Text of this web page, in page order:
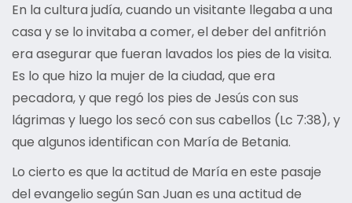
En la cultura judía, cuando un visitante llegaba a una
casa y se lo invitaba a comer, el deber del anfitrión
era asegurar que fueran lavados los pies de la visita.
Es lo que hizo la mujer de la ciudad, que era
pecadora, y que regó los pies de Jesús con sus
lágrimas y luego los secó con sus cabellos (Lc 7:38), y
que algunos identifican con María de Betania.
Lo cierto es que la actitud de María en este pasaje
del evangelio según San Juan es una actitud de